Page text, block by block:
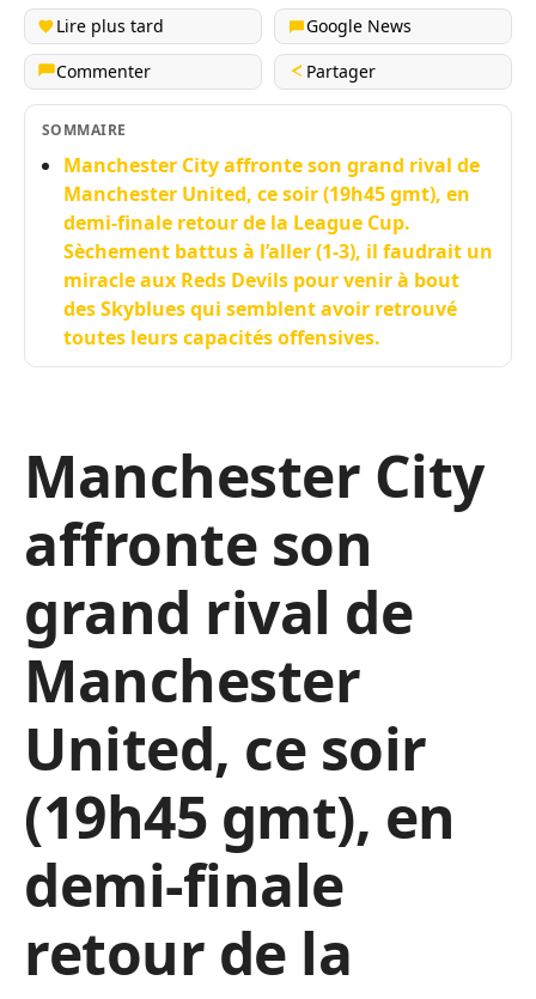
Lire plus tard
Google News
Commenter
Partager
SOMMAIRE
Manchester City affronte son grand rival de
Manchester United, ce soir (19h45 gmt), en
demi-finale retour de la League Cup.
Sèchement battus à l’aller (1-3), il faudrait un
miracle aux Reds Devils pour venir à bout
des Skyblues qui semblent avoir retrouvé
toutes leurs capacités offensives.
Manchester City
affronte son
grand rival de
Manchester
United, ce soir
(19h45 gmt), en
demi-finale
retour de la